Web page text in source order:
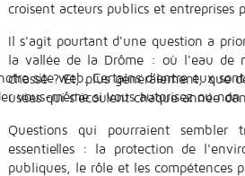
croisent acteurs publics et entreprises
Il s'agit pourtant d'une question a
la vallée de la Drôme : où l'eau de
chasse ? Et, plus généralement, que
usées qui s'écoulent chaque année
Questions qui pourraient sembler
essentielles : la protection de
publiques, le rôle et les compétences
site web. Certains d’entre eux
vous-même si vous autorisez ou